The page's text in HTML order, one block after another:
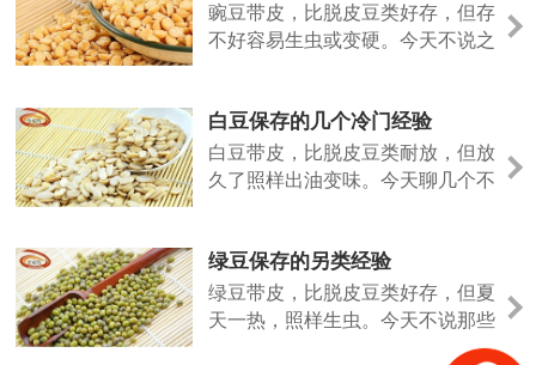
豌豆带皮，比脱皮豆类好存，但存
不好容易生虫或变硬。今天不说之
白豆保存的几个冷门经验
白豆带皮，比脱皮豆类耐放，但放
久了照样出油变味。今天聊几个不
绿豆保存的另类经验
绿豆带皮，比脱皮豆类好存，但夏
天一热，照样生虫。今天不说那些
老话，聊几个实际用过的小招。